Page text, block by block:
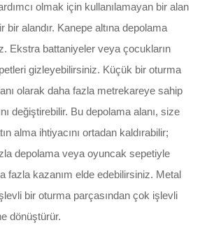
olmak için kullanılamayan bir alan
bir alandır. Kanepe altına depolama
Ekstra battaniyeler veya çocukların
gizleyebilirsiniz. Küçük bir oturma
olarak daha fazla metrekareye sahip
değiştirebilir. Bu depolama alanı, size
alma ihtiyacını ortadan kaldırabilir;
depolama veya oyuncak sepetiyle
fazla kazanım elde edebilirsiniz. Metal
bir oturma parçasından çok işlevli
dönüştürür.